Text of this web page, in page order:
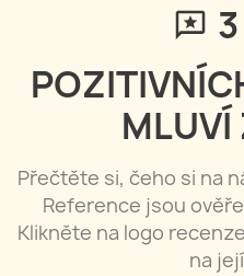
MLUVÍ
Přečtěte si, čeho si na
Reference jsou
Klikněte na logo
na